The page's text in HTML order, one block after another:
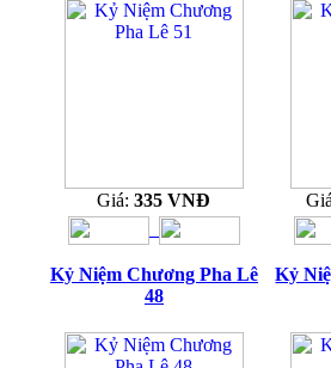
Giá:335 VNĐ
Kỷ Niệm Chương Pha Lê
48
Kỷ